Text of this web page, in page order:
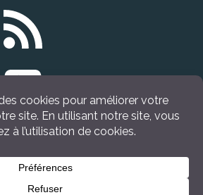
Idée Cadeau Québec (2009 - 2026)